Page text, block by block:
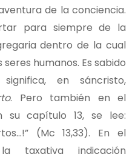
de la conciencia.
para siempre de la
dentro de la cual
humanos. Es sabido
en sáncristo,
. Pero también en el
su capítulo 13, se lee:
(Mc 13,33). En el
taxativa indicación